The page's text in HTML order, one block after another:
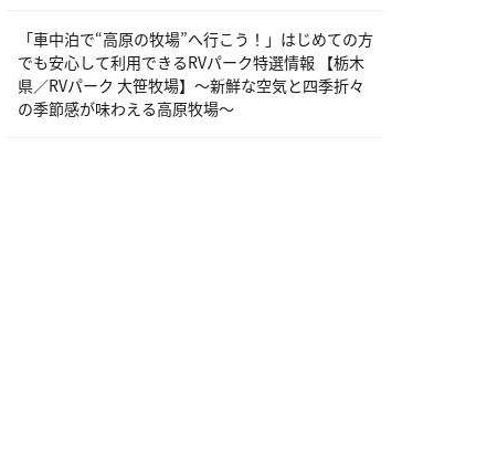
「車中泊で“高原の牧場”へ行こう！」はじめての方
でも安心して利用できるRVパーク特選情報 【栃木
県／RVパーク 大笹牧場】～新鮮な空気と四季折々
の季節感が味わえる高原牧場～